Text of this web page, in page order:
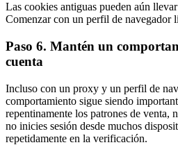
Las cookies antiguas pueden aún
Comenzar con un perfil de navegador
Paso 6. Mantén un
cuenta
Incluso con un proxy y un perfil de
comportamiento sigue siendo
repentinamente los patrones de venta,
no inicies sesión desde muchos
repetidamente en la verificación.